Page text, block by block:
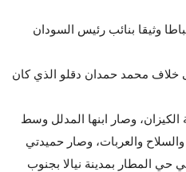
وثيقا بنائب رئيس السودان
خلاف محمد حمدان دقلو الذي كان
وصار ابنها المدلل وسط
والسلاح والعربات، وصار حميدتي
حي المطار بمدينة نيالا بجنوب